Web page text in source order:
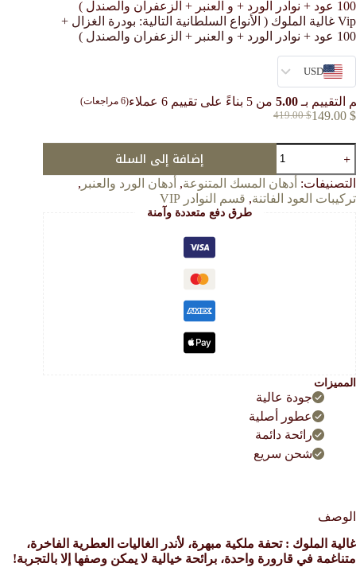
100 عود + نوادر الورد + و العنبر + الزعفران والصندل )
Vip غالية الملوك ( الأنواع السلطانية التالية: بودرة الغزال +
100 عود + نوادر الورد + و العنبر + الزعفران والصندل )
USD
التقييم بـ 5.00من 5 بناءً على تقييم 6عملاء(
6مراجعات)
419.00$
السعر
419.00 $.
149.00 $
السعر
149.00 $.
Vip
غالية
الملوك
(
و
الزعفران
والصندل
إضافة إلى السلة
التصنيفات: أدهان المسك المتنوعة, أدهان الورد والعنبر ,
تركيبات العود الفاتنة, قسم النوادر VIP
طرق دفع متعددة وآمنة
المميزات
جودة عالية
عطور أصلية
رائحة دائمة
شحن سريع
الوصف
غالية الملوك : تحفة ملكية مبهرة، لأندر الغاليات العطرية الفاخرة،
متناغمة في قارورة واحدة، برائحة خيالية لا يمكن وصفها إلا بالتجربة!